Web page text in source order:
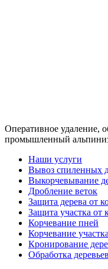
Оперативное удаление,
промышленный
Наши услуги
Вывоз спиленных
Выкорчевывание
Дробление веток
Защита дерева от
Защита участка от
Корчевание пней
Корчевание участка
Кронирование
Обработка